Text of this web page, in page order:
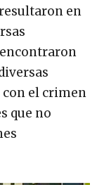
resultaron en
con el crimen
que no